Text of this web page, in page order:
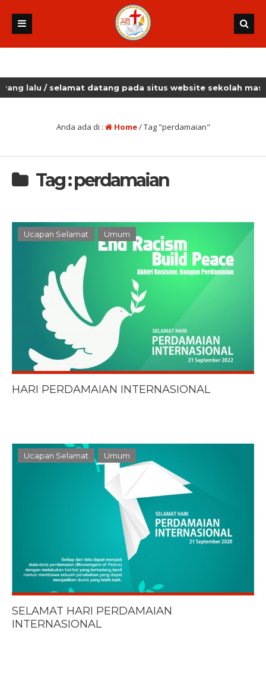
lalu/ selamat datang pada situs website sekolah masehi
Anda ada di : Home/Tag "perdamaian"
Tag : perdamaian
Ucapan Selamat Umum
HARI PERDAMAIAN INTERNASIONAL
Ucapan Selamat Umum
SELAMAT HARI PERDAMAIAN
INTERNASIONAL